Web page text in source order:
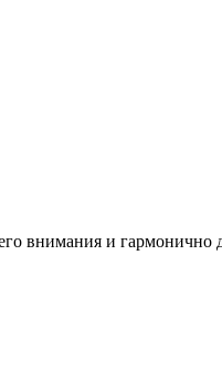
внимания и гармонично